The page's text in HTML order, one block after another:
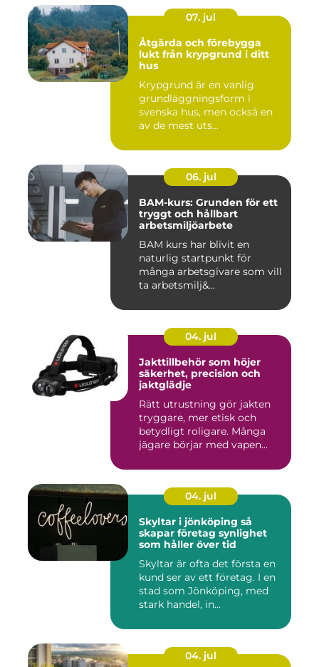
07. jul
Åtgärda och förebygga
lukt från krypgrund i ditt
hus
Krypgrund är en vanlig
grundläggningsform i
svenska hus, men också en
av de mest uts...
06. jul
BAM-kurs: Grunden för ett
tryggt och hållbart
arbetsmiljöarbete
BAM kurs har blivit en
naturlig startpunkt för
många arbetsgivare som vill
ta arbetsmilj&...
04. jul
Jakttillbehör som höjer
säkerhet, precision och
jaktglädje
Rätt utrustning gör jakten
tryggare, mer etisk och
betydligt roligare. Många
jägare börjar med vapen...
04. jul
Skyltar i jönköping så
skapar företag synlighet
som håller över tid
Skyltar är ofta det första en
kund ser av ett företag. I en
stad som Jönköping, med
stark handel, in...
04. jul